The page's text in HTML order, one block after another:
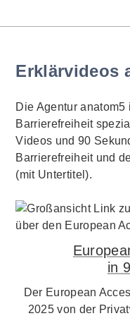
Erklärvideos
Die Agentur
Barrierefreiheit
Videos und 90
Barrierefreiheit und
(mit Untertitel).
in
Der European
2025 von der